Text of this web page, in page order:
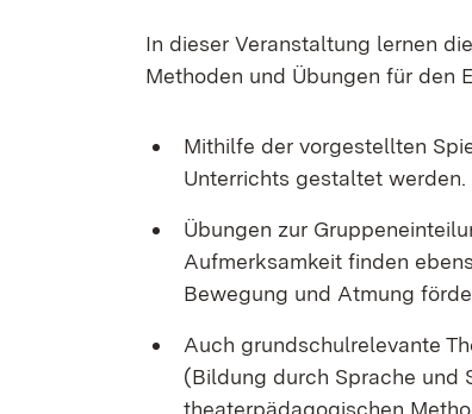
In dieser Veranstaltung lernen
Methoden und Übungen für den
Mithilfe der vorgestellten
Unterrichts gestaltet werden.
Übungen zur
Aufmerksamkeit finden
Bewegung und Atmung
Auch grundschulrelevante
(Bildung durch Sprache und
theaterpädagogischen